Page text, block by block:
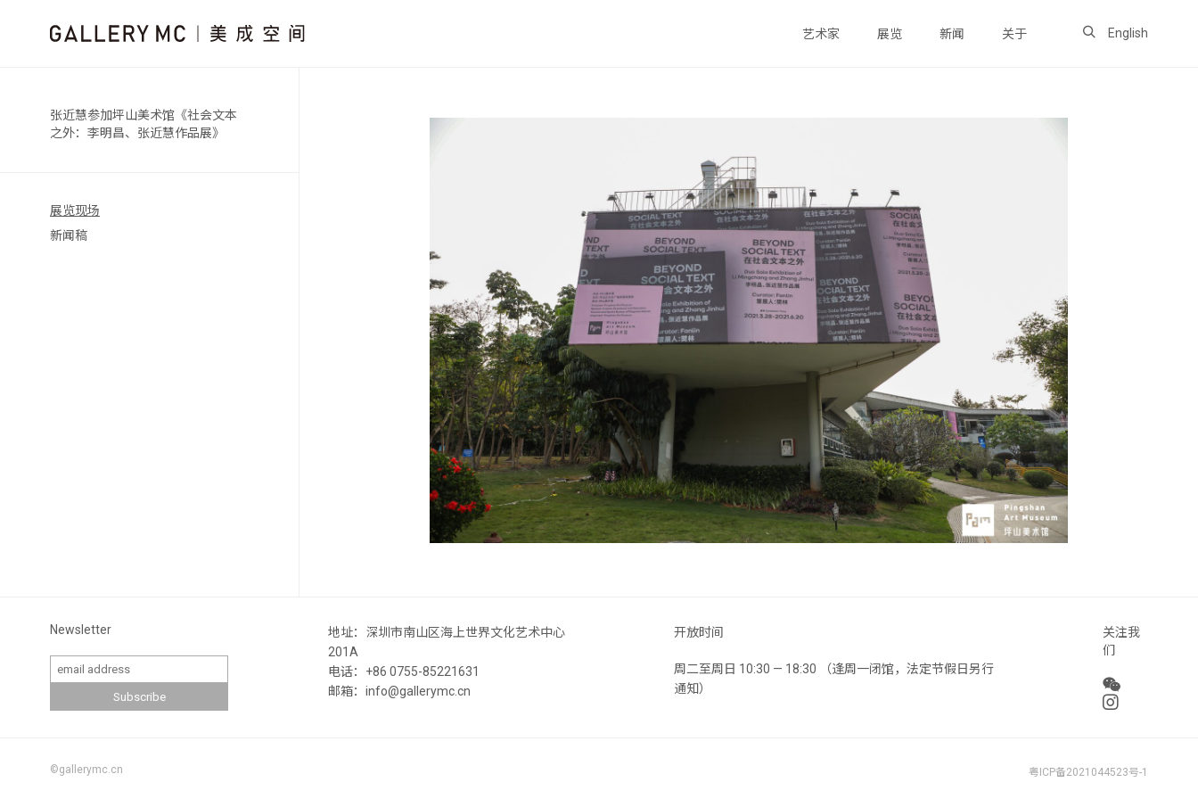
艺术家 展览 新闻 关于 English
张近慧参加坪山美术馆《社会文本
之外：李明昌、张近慧作品展》
展览现场
新闻稿
Newsletter
地址：深圳市南山区海上世界文化艺术中心
201A
电话：+86 0755-85221631
邮箱：info@gallerymc.cn
开放时间
周二至周日 10:30 — 18:30 （逢周一闭馆，法定节假日另行
通知）
关注我
们
©gallerymc.cn 粤ICP备2021044523号-1